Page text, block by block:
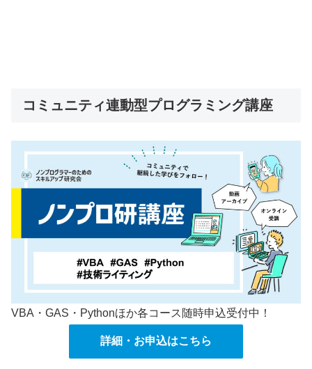
コミュニティ連動型プログラミング講座
VBA・GAS・Pythonほか各コース随時申込受付中！
詳細・お申込はこちら